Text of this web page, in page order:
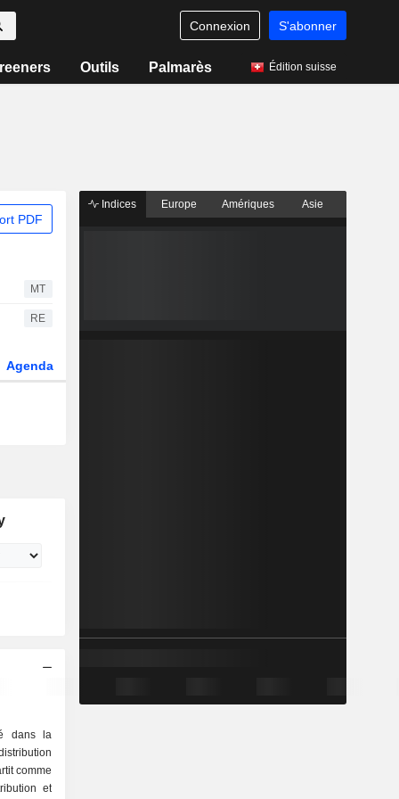
Connexion S'abonner
Outils Palmarès Édition suisse
PDF
MT
RE
Agenda
dans la
comme
Indices Europe Amériques Asie